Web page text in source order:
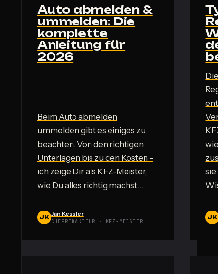
Auto abmelden &
ummelden: Die
komplette
Anleitung für
2026
Beim Auto abmelden
ummelden gibt es einiges zu
beachten. Von den richtigen
Unterlagen bis zu den Kosten -
ich zeige Dir als KFZ-Meister,
wie Du alles richtig machst…
JK Jan Kessler
CHEFREDAKTEUR · KFZ-MEISTER
JK